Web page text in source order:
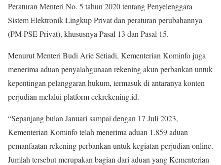
Peraturan Menteri No. 5 tahun 2020 tentang Penyelenggara
Sistem Elektronik Lingkup Privat dan peraturan perubahannya
(PM PSE Privat), khususnya Pasal 13 dan Pasal 15.
Menurut Menteri Budi Arie Setiadi, Kementerian Kominfo juga
menerima aduan penyalahgunaan rekening akun perbankan untuk
kepentingan pelanggaran hukum, termasuk di antaranya konten
perjudian melalui platform cekrekening.id.
“Sepanjang bulan Januari sampai dengan 17 Juli 2023,
Kementerian Kominfo telah menerima aduan 1.859 aduan
pemanfaatan rekening perbankan untuk kegiatan perjudian online.
Jumlah tersebut merupakan bagian dari aduan yang Kementerian